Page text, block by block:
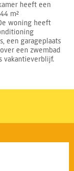
heeft een
m²
woning heeft
een garageplaats
een zwembad
vakantieverblijf.